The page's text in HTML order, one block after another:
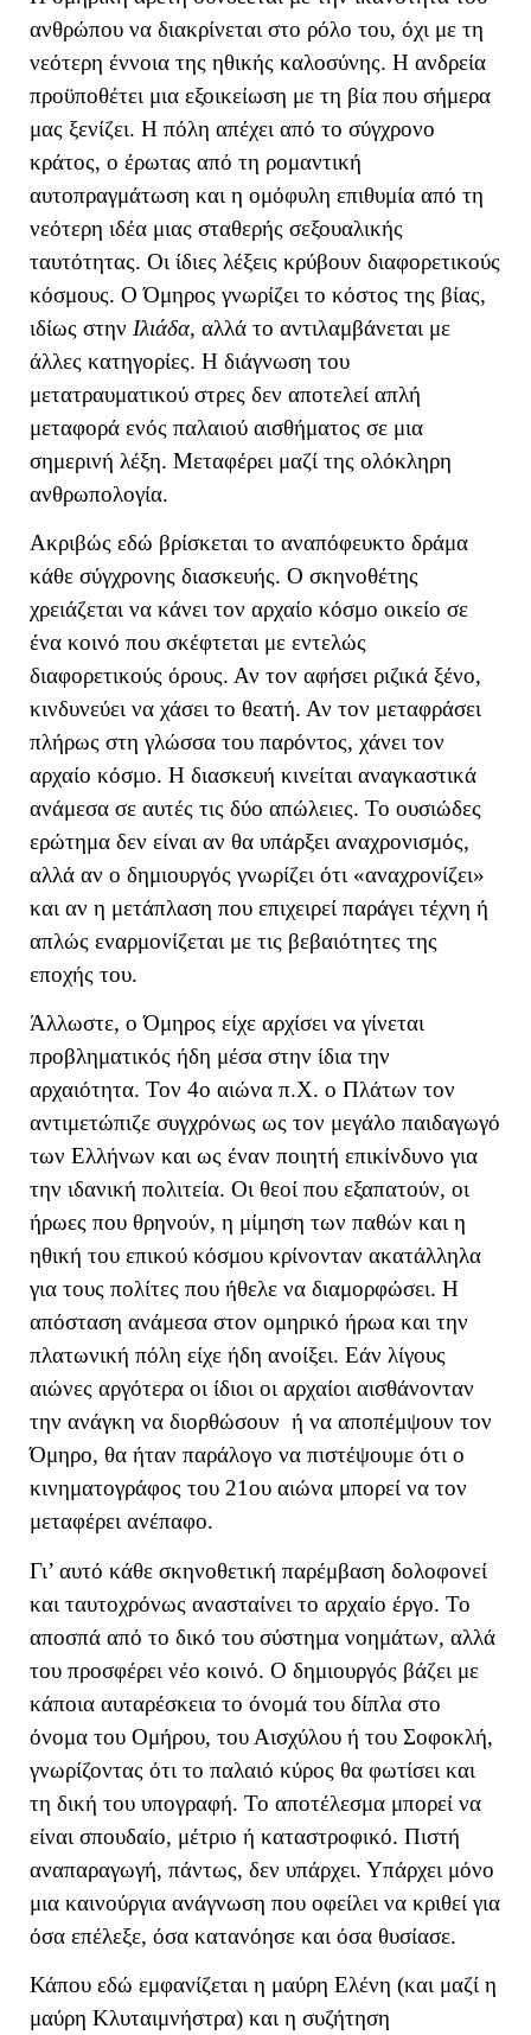
ανθρώπου να διακρίνεται στο ρόλο του, όχι με τη
νεότερη έννοια της ηθικής καλοσύνης. Η ανδρεία
προϋποθέτει μια εξοικείωση με τη βία που σήμερα
μας ξενίζει. Η πόλη απέχει από το σύγχρονο
κράτος, ο έρωτας από τη ρομαντική
αυτοπραγμάτωση και η ομόφυλη επιθυμία από τη
νεότερη ιδέα μιας σταθερής σεξουαλικής
ταυτότητας. Οι ίδιες λέξεις κρύβουν διαφορετικούς
κόσμους. Ο Όμηρος γνωρίζει το κόστος της βίας,
ιδίως στην Ιλιάδα, αλλά το αντιλαμβάνεται με
άλλες κατηγορίες. Η διάγνωση του
μετατραυματικού στρες δεν αποτελεί απλή
μεταφορά ενός παλαιού αισθήματος σε μια
σημερινή λέξη. Μεταφέρει μαζί της ολόκληρη
ανθρωπολογία.
Ακριβώς εδώ βρίσκεται το αναπόφευκτο δράμα
κάθε σύγχρονης διασκευής. Ο σκηνοθέτης
χρειάζεται να κάνει τον αρχαίο κόσμο οικείο σε
ένα κοινό που σκέφτεται με εντελώς
διαφορετικούς όρους. Αν τον αφήσει ριζικά ξένο,
κινδυνεύει να χάσει το θεατή. Αν τον μεταφράσει
πλήρως στη γλώσσα του παρόντος, χάνει τον
αρχαίο κόσμο. Η διασκευή κινείται αναγκαστικά
ανάμεσα σε αυτές τις δύο απώλειες. Το ουσιώδες
ερώτημα δεν είναι αν θα υπάρξει αναχρονισμός,
αλλά αν ο δημιουργός γνωρίζει ότι «αναχρονίζει»
και αν η μετάπλαση που επιχειρεί παράγει τέχνη ή
απλώς εναρμονίζεται με τις βεβαιότητες της
εποχής του.
Άλλωστε, ο Όμηρος είχε αρχίσει να γίνεται
προβληματικός ήδη μέσα στην ίδια την
αρχαιότητα. Τον 4ο αιώνα π.Χ. ο Πλάτων τον
αντιμετώπιζε συγχρόνως ως τον μεγάλο παιδαγωγό
των Ελλήνων και ως έναν ποιητή επικίνδυνο για
την ιδανική πολιτεία. Οι θεοί που εξαπατούν, οι
ήρωες που θρηνούν, η μίμηση των παθών και η
ηθική του επικού κόσμου κρίνονταν ακατάλληλα
για τους πολίτες που ήθελε να διαμορφώσει. Η
απόσταση ανάμεσα στον ομηρικό ήρωα και την
πλατωνική πόλη είχε ήδη ανοίξει. Εάν λίγους
αιώνες αργότερα οι ίδιοι οι αρχαίοι αισθάνονταν
την ανάγκη να διορθώσουν ή να αποπέμψουν τον
Όμηρο, θα ήταν παράλογο να πιστέψουμε ότι ο
κινηματογράφος του 21ου αιώνα μπορεί να τον
μεταφέρει ανέπαφο.
Γι’ αυτό κάθε σκηνοθετική παρέμβαση δολοφονεί
και ταυτοχρόνως ανασταίνει το αρχαίο έργο. Το
αποσπά από το δικό του σύστημα νοημάτων, αλλά
του προσφέρει νέο κοινό. Ο δημιουργός βάζει με
κάποια αυταρέσκεια το όνομά του δίπλα στο
όνομα του Ομήρου, του Αισχύλου ή του Σοφοκλή,
γνωρίζοντας ότι το παλαιό κύρος θα φωτίσει και
τη δική του υπογραφή. Το αποτέλεσμα μπορεί να
είναι σπουδαίο, μέτριο ή καταστροφικό. Πιστή
αναπαραγωγή, πάντως, δεν υπάρχει. Υπάρχει μόνο
μια καινούργια ανάγνωση που οφείλει να κριθεί για
όσα επέλεξε, όσα κατανόησε και όσα θυσίασε.
Κάπου εδώ εμφανίζεται η μαύρη Ελένη (και μαζί η
μαύρη Κλυταιμνήστρα) και η συζήτηση